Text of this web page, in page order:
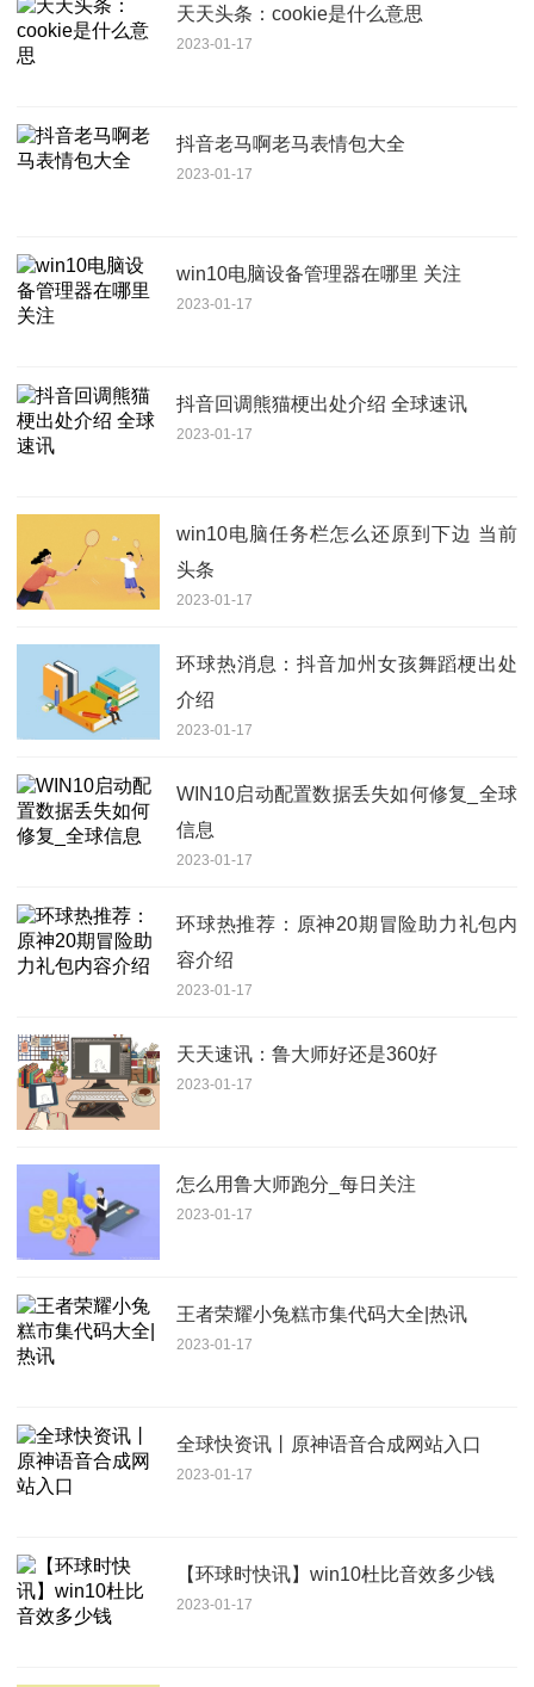
天天头条：cookie是什么意思
2023-01-17
抖音老马啊老马表情包大全
2023-01-17
win10电脑设备管理器在哪里 关注
2023-01-17
抖音回调熊猫梗出处介绍 全球速讯
2023-01-17
win10电脑任务栏怎么还原到下边 当前
头条
2023-01-17
环球热消息：抖音加州女孩舞蹈梗出处
介绍
2023-01-17
WIN10启动配置数据丢失如何修复_全球
信息
2023-01-17
环球热推荐：原神20期冒险助力礼包内
容介绍
2023-01-17
天天速讯：鲁大师好还是360好
2023-01-17
怎么用鲁大师跑分_每日关注
2023-01-17
王者荣耀小兔糕市集代码大全|热讯
2023-01-17
全球快资讯丨原神语音合成网站入口
2023-01-17
【环球时快讯】win10杜比音效多少钱
2023-01-17